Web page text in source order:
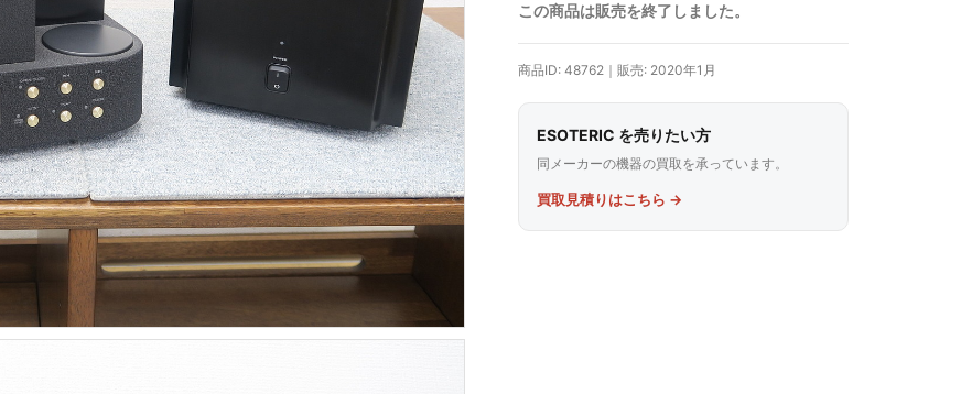
この商品は販売を終了しました。
商品ID: 48762｜販売: 2020年1月
ESOTERIC を売りたい方
同メーカーの機器の買取を承っています。
買取見積りはこちら →